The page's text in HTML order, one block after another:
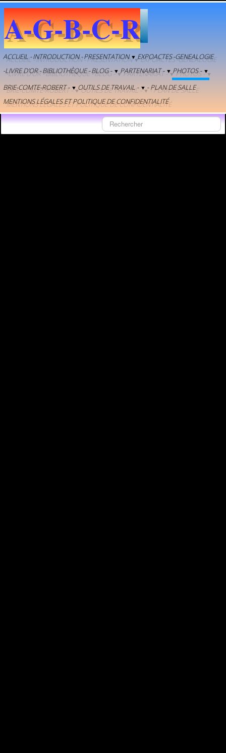
A-G-B-C-R
ACCUEIL -INTRODUCTION -PRESENTATION▼ EXPOACTES-GENEALOGIE
-LIVRE D'OR -BIBLIOTHÈQUE -BLOG - ▼ PARTENARIAT - ▼ PHOTOS - ▼
BRIE-COMTE-ROBERT - ▼ OUTILS DE TRAVAIL - ▼ - PLAN DE SALLE
MENTIONS LÉGALES ET POLITIQUE DE CONFIDENTIALITÉ
36 / 37